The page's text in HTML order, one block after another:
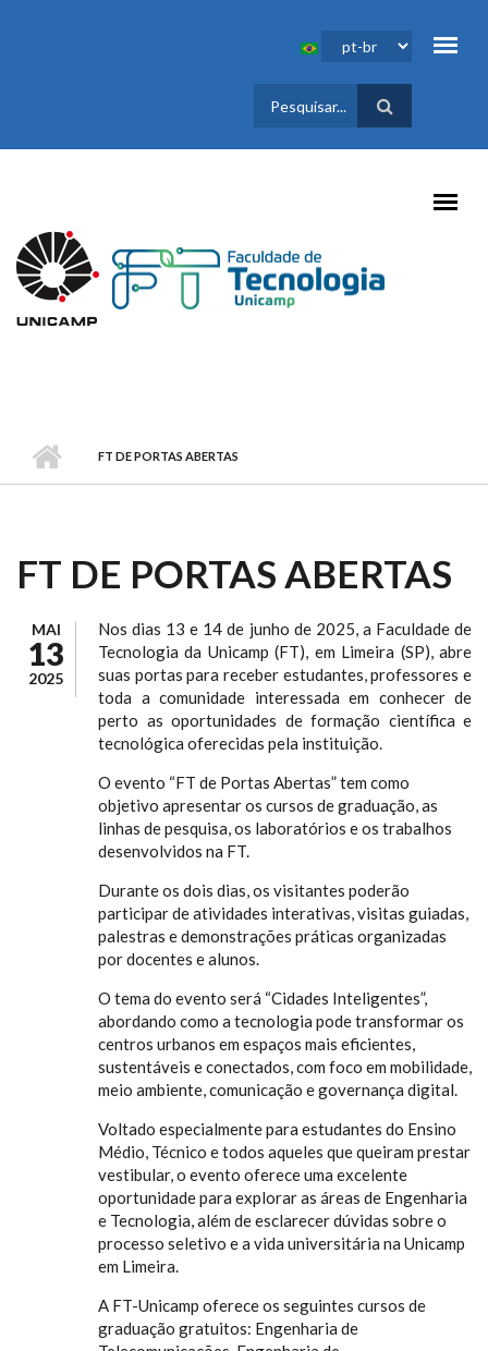
FORMULÁRIO
DE BUSCA
FT DE PORTAS ABERTAS
FT DE PORTAS ABERTAS
MAI
13
2025
Nos dias 13 e 14 de junho de 2025, a Faculdade de
Tecnologia da Unicamp (FT), em Limeira (SP), abre
suas portas para receber estudantes, professores e
toda a comunidade interessada em conhecer de
perto as oportunidades de formação científica e
tecnológica oferecidas pela instituição.
O evento “FT de Portas Abertas” tem como
objetivo apresentar os cursos de graduação, as
linhas de pesquisa, os laboratórios e os trabalhos
desenvolvidos na FT.
Durante os dois dias, os visitantes poderão
participar de atividades interativas, visitas guiadas,
palestras e demonstrações práticas organizadas
por docentes e alunos.
O tema do evento será “Cidades Inteligentes”,
abordando como a tecnologia pode transformar os
centros urbanos em espaços mais eficientes,
sustentáveis e conectados, com foco em mobilidade,
meio ambiente, comunicação e governança digital.
Voltado especialmente para estudantes do Ensino
Médio, Técnico e todos aqueles que queiram prestar
vestibular, o evento oferece uma excelente
oportunidade para explorar as áreas de Engenharia
e Tecnologia, além de esclarecer dúvidas sobre o
processo seletivo e a vida universitária na Unicamp
em Limeira.
A FT-Unicamp oferece os seguintes cursos de
graduação gratuitos: Engenharia de